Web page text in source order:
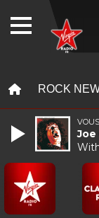
ROCK
Joe
WEBRADIO